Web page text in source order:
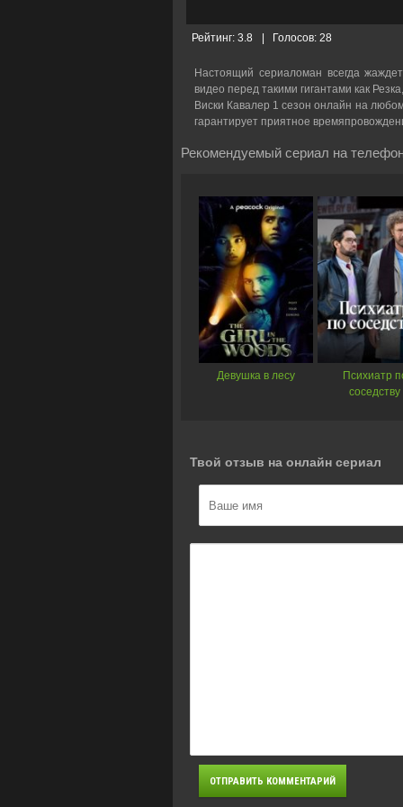
Рейтинг: 3.8 Голосов:28
Настоящий сериаломан всегда
видео перед такими гигантами как
Виски Кавалер 1 сезон онлайн на
гарантирует приятное
Рекомендуемый сериал на
Девушка в лесу
Психиатр
соседству
Твой отзыв на онлайн сериал